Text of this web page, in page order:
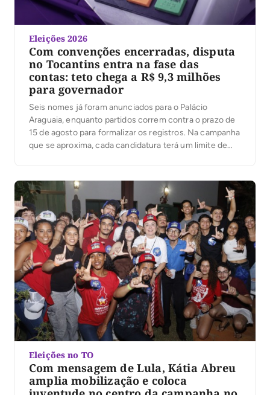
Eleições 2026
Com convenções encerradas, disputa
no Tocantins entra na fase das
contas: teto chega a R$ 9,3 milhões
para governador
Seis nomes já foram anunciados para o Palácio
Araguaia, enquanto partidos correm contra o prazo de
15 de agosto para formalizar os registros. Na campanha
que se aproxima, cada candidatura terá um limite de
e seis candidaturas anunciadas ao governo do […]
Eleições no TO
Com mensagem de Lula, Kátia Abreu
amplia mobilização e coloca